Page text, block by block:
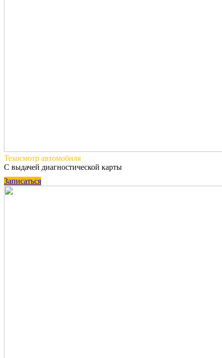
Техосмотр автомобиля
С выдачей диагностической карты
Записаться